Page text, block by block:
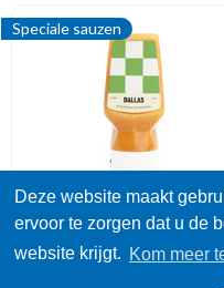
Deze website maakt
ervoor te zorgen dat u de
website krijgt. Kom meer
Speciale sauzen
Mayonaise